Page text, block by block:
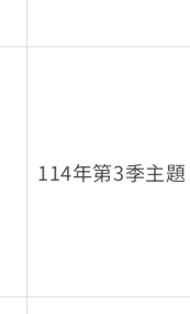
114年第3季主